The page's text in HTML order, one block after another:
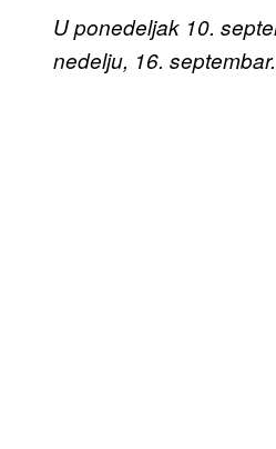
U ponedeljak 10.
nedelju, 16.